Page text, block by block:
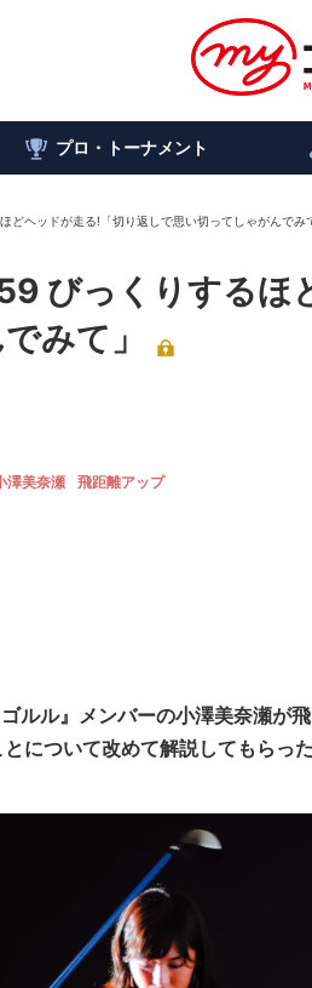
プロ・トーナメント
どヘッドが走る!「切り返しで思い切ってしゃがんでみ
びっくりする
みて」
澤美奈瀬 飛距離アップ
ルル』メンバーの小澤美奈瀬が
について改めて解説してもらった